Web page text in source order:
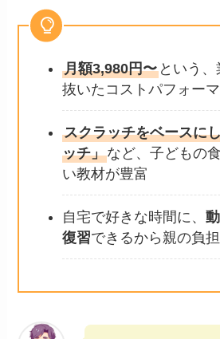
月額3,980円〜 という
抜いたコストパフォー
スクラッチをベースに
ッチ」など、子どもの
い教材が豊富
自宅で好きな時間に、
復習できるから親の負